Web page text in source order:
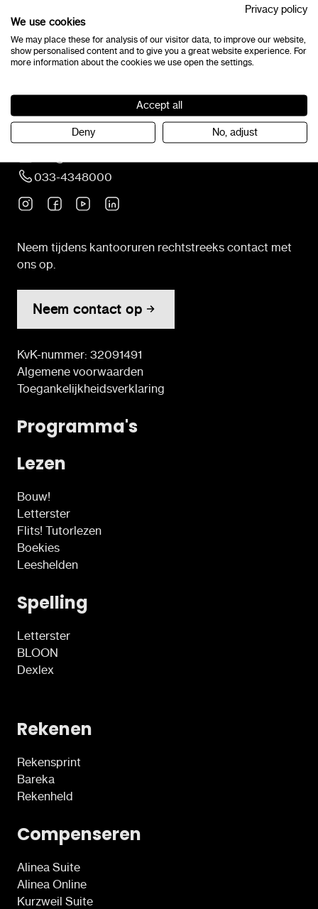
Amsterdamseweg 51B
3812 RP Amersfoort
033-4348000
Neem tijdens kantooruren rechtstreeks contact met
ons op.
Neem contact op
KvK-nummer: 32091491
Algemene voorwaarden
Toegankelijkheidsverklaring
Programma's
Lezen
Bouw!
Letterster
Flits! Tutorlezen
Boekies
Leeshelden
Spelling
Letterster
BLOON
Dexlex
Rekenen
Rekensprint
Bareka
Rekenheld
Compenseren
Alinea Suite
Alinea Online
Kurzweil Suite
Privacy policy
We use cookies
We may place these for analysis of our visitor data, to improve our website,
show personalised content and to give you a great website experience. For
more information about the cookies we use open the settings.
Accept all
Deny No, adjust